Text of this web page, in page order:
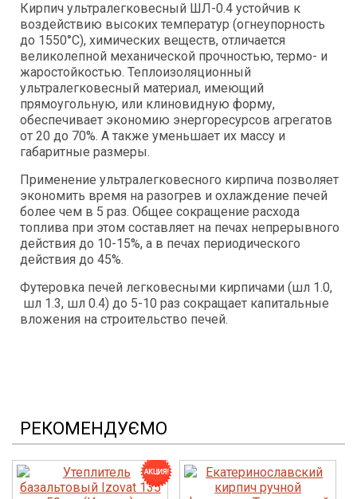
Кирпич ультралегковесный ШЛ-0.4 устойчив к
воздействию высоких температур (огнеупорность
до 1550°С), химических веществ, отличается
великолепной механической прочностью, термо- и
жаростойкостью. Теплоизоляционный
ультралегковесный материал, имеющий
прямоугольную, или клиновидную форму,
обеспечивает экономию энергоресурсов агрегатов
от 20 до 70%. А также уменьшает их массу и
габаритные размеры.
Применение ультралегковесного кирпича позволяет
экономить время на разогрев и охлаждение печей
более чем в 5 раз. Общее сокращение расхода
топлива при этом составляет на печах непрерывного
действия до 10-15%, а в печах периодического
действия до 45%.
Футеровка печей легковесными кирпичами (шл 1.0,
шл 1.3, шл 0.4) до 5-10 раз сокращает капитальные
вложения на строительство печей.
РЕКОМЕНДУЄМО